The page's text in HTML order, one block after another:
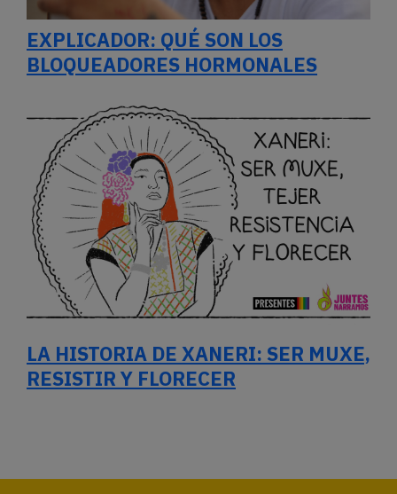
EXPLICADOR: QUÉ SON LOS
BLOQUEADORES HORMONALES
LA HISTORIA DE XANERI: SER MUXE,
RESISTIR Y FLORECER